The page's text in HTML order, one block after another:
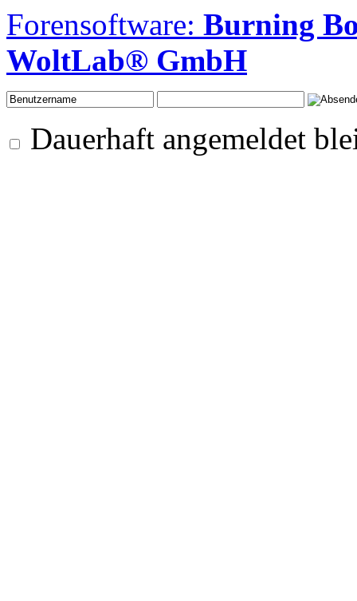
Forensoftware: Burning
WoltLab® GmbH
Dauerhaft angemeldet